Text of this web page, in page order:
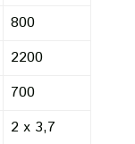
800
2200
700
2 х 3,7